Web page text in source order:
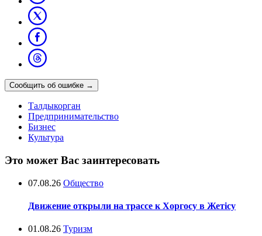
Сообщить об ошибке →
Талдыкорган
Предпринимательство
Бизнес
Культура
Это может Вас заинтересовать
07.08.26 Общество
Движение открыли на трассе к Хоргосу в Жетісу
01.08.26 Туризм